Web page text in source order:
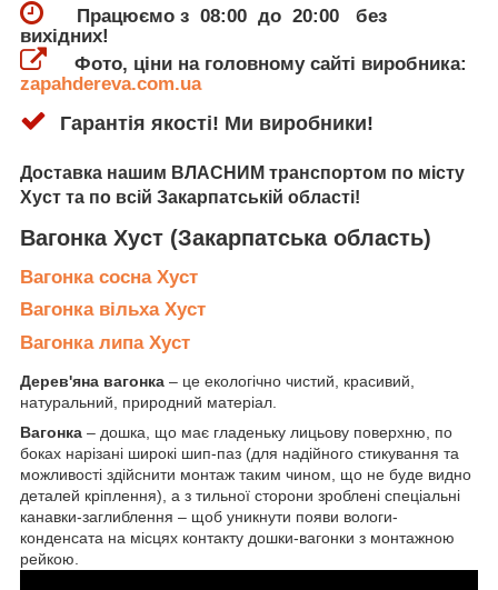
Працюємо з 08:00 до 20:00 без
вихідних!
Фото, ціни на головному сайті виробника:
zapahdereva.com.ua
Гарантія якості! Ми виробники!
Доставка нашим ВЛАСНИМ транспортом по місту
Хуст та по всій Закарпатській області!
Вагонка Хуст (Закарпатська область)
Вагонка сосна Хуст
Вагонка вільха Хуст
Вагонка липа Хуст
Дерев'яна вагонка – це екологічно чистий, красивий,
натуральний, природний матеріал.
Вагонка – дошка, що має гладеньку лицьову поверхню, по
боках нарізані широкі шип-паз (для надійного стикування та
можливості здійснити монтаж таким чином, що не буде видно
деталей кріплення), а з тильної сторони зроблені спеціальні
канавки-заглиблення – щоб уникнути появи вологи-
конденсата на місцях контакту дошки-вагонки з монтажною
рейкою.